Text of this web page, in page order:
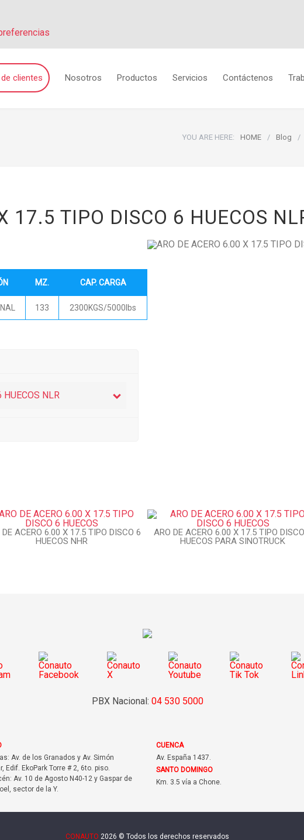
clientes Nosotros Productos Servicios Contáctenos
YOU ARE HERE: HOME / Blog /
17.5 TIPO DISCO 6 HUECOS
MZ. CAP. CARGA
133 2300KGS/5000lbs
HUECOS NLR
DE ACERO 6.00 X 17.5 TIPO DISCO 6
HUECOS NHR
ARO DE ACERO 6.00 X 17.5 TIPO
HUECOS PARA SINOTRUCK
PBX Nacional: 04 530 5000
Av. de los Granados y Av. Simón
Edif. EkoPark Torre # 2, 6to. piso.
Av. 10 de Agosto N40-12 y Gaspar de
sector de la Y.
CUENCA
Av. España 1437.
SANTO DOMINGO
Km. 3.5 vía a Chone.
CONAUTO 2026 © Todos los derechos reservados